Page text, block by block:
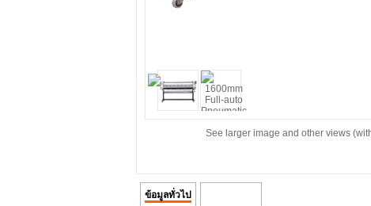
See larger image and other views
ข้อมูลทั่วไป